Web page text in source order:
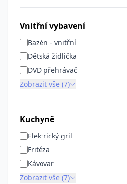
Vnitřní vybavení
Bazén - vnitřní
Dětská židlička
DVD přehrávač
Zobrazit vše (7)
Kuchyně
Elektrický gril
Fritéza
Kávovar
Zobrazit vše (7)